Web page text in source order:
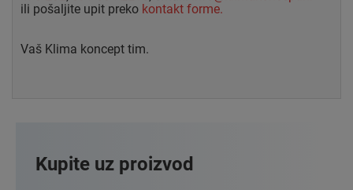
ili pošaljite upit preko kontakt forme.
Vaš Klima koncept tim.
Kupite uz proizvod